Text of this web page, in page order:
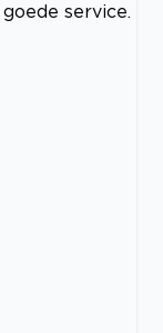
service.